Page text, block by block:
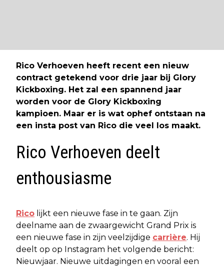
Rico Verhoeven heeft recent een nieuw
contract getekend voor drie jaar bij Glory
Kickboxing. Het zal een spannend jaar
worden voor de Glory Kickboxing
kampioen. Maar er is wat ophef ontstaan na
een insta post van Rico die veel los maakt.
Rico Verhoeven deelt
enthousiasme
Rico lijkt een nieuwe fase in te gaan. Zijn
deelname aan de zwaargewicht Grand Prix is
een nieuwe fase in zijn veelzijdige carrière. Hij
deelt op op Instagram het volgende bericht:
Nieuwjaar. Nieuwe uitdagingen en vooral een